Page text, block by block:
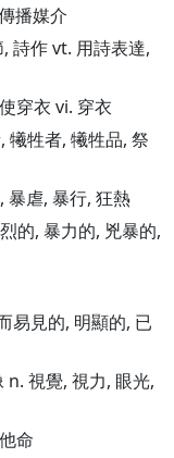
播媒介
詩作 vt. 用詩表達,
穿衣 vi. 穿衣
犧牲者, 犧牲品, 祭
暴虐, 暴行, 狂熱
的, 暴力的, 兇暴的,
易見的, 明顯的, 已
n. 視覺, 視力, 眼光,
命